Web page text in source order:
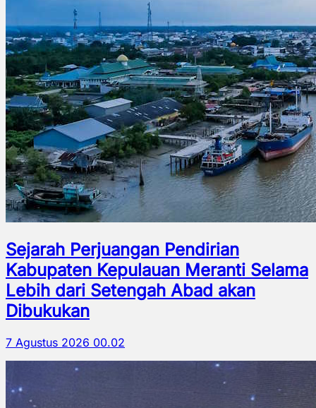
Sejarah Perjuangan Pendirian
Kabupaten Kepulauan Meranti Selama
Lebih dari Setengah Abad akan
Dibukukan
7 Agustus 2026 00.02